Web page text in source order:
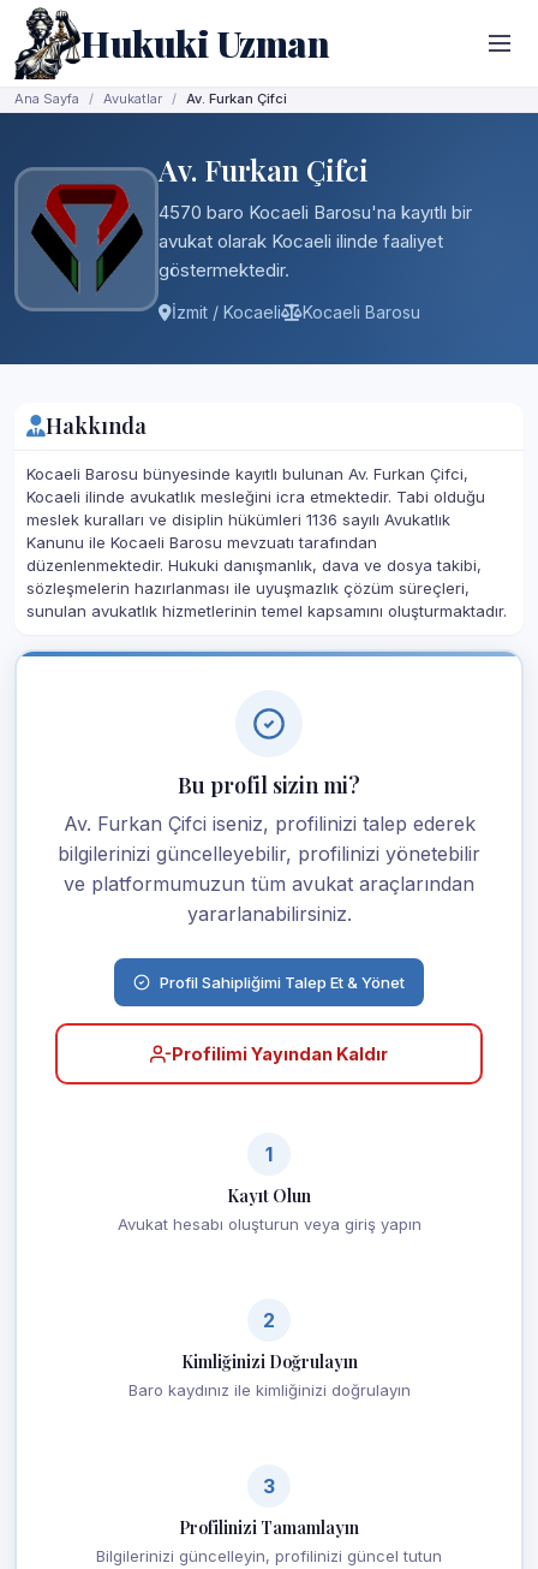
Hukuki Uzman
Ana Sayfa Avukatlar Av. Furkan Çifci
Av. Furkan Çifci
4570 baro Kocaeli Barosu'na kayıtlı bir
avukat olarak Kocaeli ilinde faaliyet
göstermektedir.
İzmit / Kocaeli Kocaeli Barosu
Hakkında
Kocaeli Barosu bünyesinde kayıtlı bulunan Av. Furkan Çifci,
Kocaeli ilinde avukatlık mesleğini icra etmektedir. Tabi olduğu
meslek kuralları ve disiplin hükümleri 1136 sayılı Avukatlık
Kanunu ile Kocaeli Barosu mevzuatı tarafından
düzenlenmektedir. Hukuki danışmanlık, dava ve dosya takibi,
sözleşmelerin hazırlanması ile uyuşmazlık çözüm süreçleri,
sunulan avukatlık hizmetlerinin temel kapsamını oluşturmaktadır.
Bu profil sizin mi?
Av. Furkan Çifci iseniz, profilinizi talep ederek
bilgilerinizi güncelleyebilir, profilinizi yönetebilir
ve platformumuzun tüm avukat araçlarından
yararlanabilirsiniz.
Profil Sahipliğimi Talep Et & Yönet
Profilimi Yayından Kaldır
1
Kayıt Olun
Avukat hesabı oluşturun veya giriş yapın
2
Kimliğinizi Doğrulayın
Baro kaydınız ile kimliğinizi doğrulayın
3
Profilinizi Tamamlayın
Bilgilerinizi güncelleyin, profilinizi güncel tutun